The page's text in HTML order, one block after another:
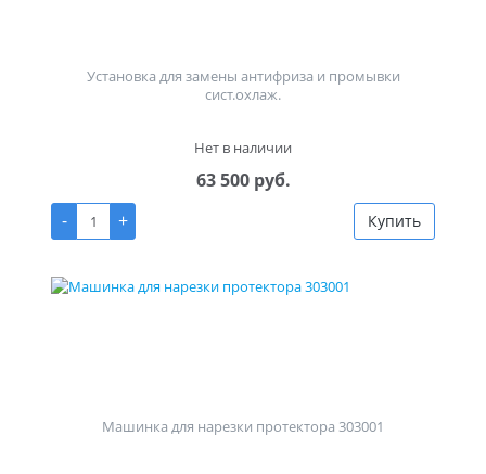
Установка для замены антифриза и промывки
сист.охлаж.
Нет в наличии
63 500 руб.
-
+ Купить
Машинка для нарезки протектора 303001